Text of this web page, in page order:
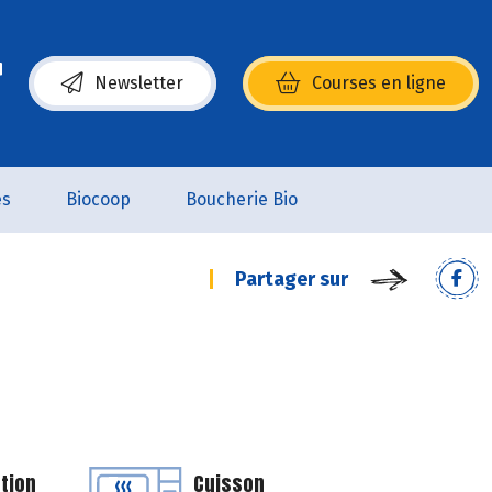
Newsletter Courses en ligne
(s’ouvre dans une nouvelle fenêtre)
Biocoop Boucherie Bio
Partager sur
Cuisson